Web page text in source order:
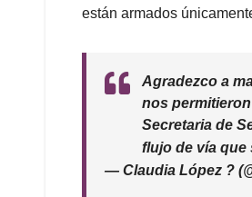
están armados
Agradezco a
nos
Secretaria de
flujo de vía que
— Claudia López ?